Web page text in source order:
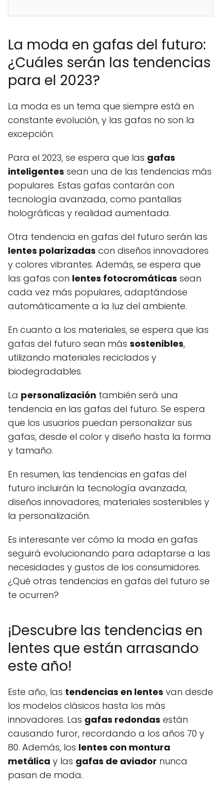
La moda en gafas del futuro:
¿Cuáles serán las tendencias
para el 2023?
La moda es un tema que siempre está en
constante evolución, y las gafas no son la
excepción.
Para el 2023, se espera que las gafas
inteligentes sean una de las tendencias más
populares. Estas gafas contarán con
tecnología avanzada, como pantallas
holográficas y realidad aumentada.
Otra tendencia en gafas del futuro serán las
lentes polarizadas con diseños innovadores
y colores vibrantes. Además, se espera que
las gafas con lentes fotocromáticas sean
cada vez más populares, adaptándose
automáticamente a la luz del ambiente.
En cuanto a los materiales, se espera que las
gafas del futuro sean más sostenibles,
utilizando materiales reciclados y
biodegradables.
La personalización también será una
tendencia en las gafas del futuro. Se espera
que los usuarios puedan personalizar sus
gafas, desde el color y diseño hasta la forma
y tamaño.
En resumen, las tendencias en gafas del
futuro incluirán la tecnología avanzada,
diseños innovadores, materiales sostenibles y
la personalización.
Es interesante ver cómo la moda en gafas
seguirá evolucionando para adaptarse a las
necesidades y gustos de los consumidores.
¿Qué otras tendencias en gafas del futuro se
te ocurren?
¡Descubre las tendencias en
lentes que están arrasando
este año!
Este año, las tendencias en lentes van desde
los modelos clásicos hasta los más
innovadores. Las gafas redondas están
causando furor, recordando a los años 70 y
80. Además, los lentes con montura
metálica y las gafas de aviador nunca
pasan de moda.